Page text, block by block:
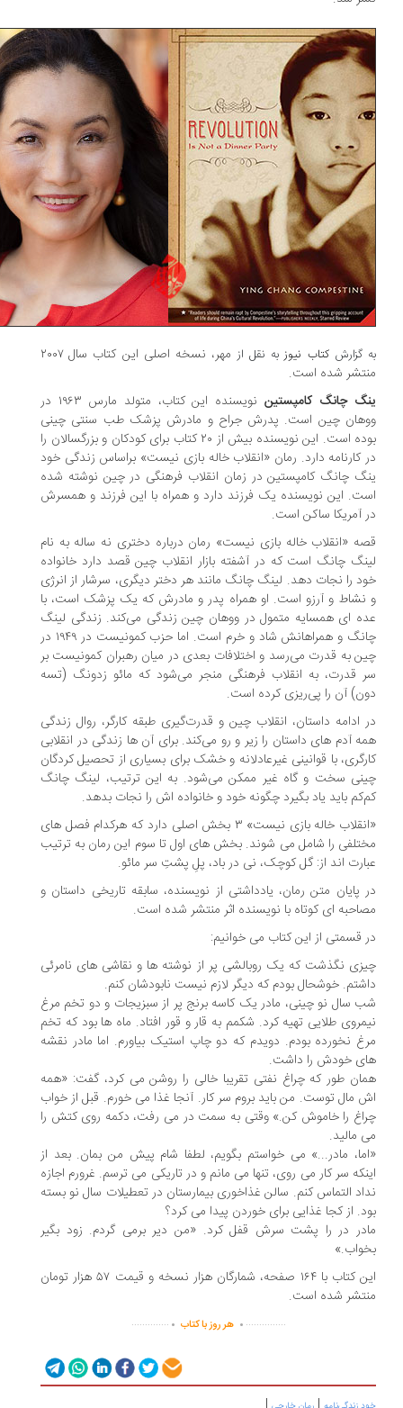
گزارش کتاب نیوز به نقل از
مهر، نسخه اصلی این کتاب سال ۲۰۰۷
شده است.
چانگ کامپستین
نویسنده این کتاب، متولد مارس ۱۹۶۳ در
چین است. پدرش جراح و مادرش پزشک طب سنتی چینی
بوده است. این نویسنده بیش از ۲۰ کتاب برای کودکان و بزرگسالان را
کارنامه دارد. رمان «انقلاب خاله بازی نیست» براساس زندگی خود
چانگ کامپستین در زمان انقلاب فرهنگی در چین نوشته شده
این نویسنده یک فرزند دارد و همراه با این فرزند و همسرش
آمریکا ساکن است.
«انقلاب خاله بازی نیست» رمان درباره دختری نه ساله به نام
چانگ است که در آشفته بازار انقلاب چین قصد دارد خانواده
را نجات دهد. لینگ چانگ مانند هر دختر دیگری، سرشار از انرژی
و آرزو است. او همراه پدر و مادرش که یک پزشک است، با
ای همسایه متمول در ووهان چین زندگی می‌کند. زندگی لینگ
چانگ و همراهانش شاد و خرم است. اما حزب کمونیست در ۱۹۴۹ در
به قدرت می‌رسد و اختلافات بعدی در میان رهبران کمونیست بر
قدرت، به انقلاب فرهنگی منجر می‌شود که مائو زدونگ (تسه
آن را پی‌ریزی کرده است.
ادامه داستان، انقلاب چین و قدرت‌گیری طبقه کارگر، روال زندگی
آدم های داستان را زیر و رو می‌کند. برای آن ها زندگی در انقلابی
با قوانینی غیرعادلانه و خشک برای بسیاری از تحصیل کردگان
سخت و گاه غیر ممکن می‌شود. به این ترتیب، لینگ چانگ
باید یاد بگیرد چگونه خود و خانواده اش را نجات بدهد.
«انقلاب خاله بازی نیست» ۳ بخش اصلی دارد که هرکدام فصل های
را شامل می شوند. بخش های اول تا سوم این رمان به ترتیب
اند از: گل کوچک، نی در باد، پلِ پشتِ سر مائو.
پایان متن رمان، یادداشتی از نویسنده، سابقه تاریخی داستان و
ای کوتاه با نویسنده اثر منتشر شده است.
قسمتی از این کتاب می خوانیم:
نگذشت که یک روبالشی پر از نوشته ها و نقاشی های نامرئی
خوشحال بودم که دیگر لازم نیست نابودشان کنم.
سال نو چینی، مادر یک کاسه برنج پر از سبزیجات و دو تخم مرغ
طلایی تهیه کرد. شکمم به قار و قور افتاد. ماه ها بود که تخم
نخورده بودم. دویدم که دو چاپ استیک بیاورم. اما مادر نقشه
خودش را داشت.
طور که چراغ نفتی تقریبا خالی را روشن می کرد، گفت: «همه
مال توست. من باید بروم سر کار. آنجا غذا می خورم. قبل از خواب
را خاموش کن.» وقتی به سمت در می رفت، دکمه روی کتش را
مالید.
مادر...» می خواستم بگویم، لطفا شام پیش من بمان. بعد از
سر کار می روی، تنها می مانم و در تاریکی می ترسم. غرورم اجازه
التماس کنم. سالن غذاخوری بیمارستان در تعطیلات سال نو بسته
از کجا غذایی برای خوردن پیدا می کرد؟
در را پشت سرش قفل کرد. «من دیر برمی گردم. زود بگیر
این کتاب با ۱۶۴ صفحه، شمارگان هزار نسخه و قیمت ۵۷ هزار تومان
شده است.
...............
. هر روز با کتاب .
..............